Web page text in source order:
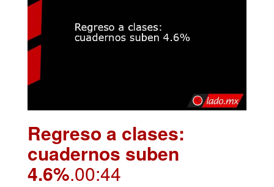
Regreso a clases:
cuadernos suben
4.6%.00:44